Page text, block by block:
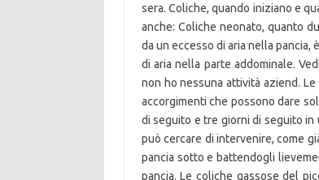
sera. Coliche, quando iniziano e
anche: Coliche neonato, quanto
da un eccesso di aria nella
di aria nella parte addominale.
non ho nessuna attività aziend.
accorgimenti che possono dare
di seguito e tre giorni di seguito in
può cercare di intervenire, come
pancia sotto e battendogli
pancia. Le coliche gassose del